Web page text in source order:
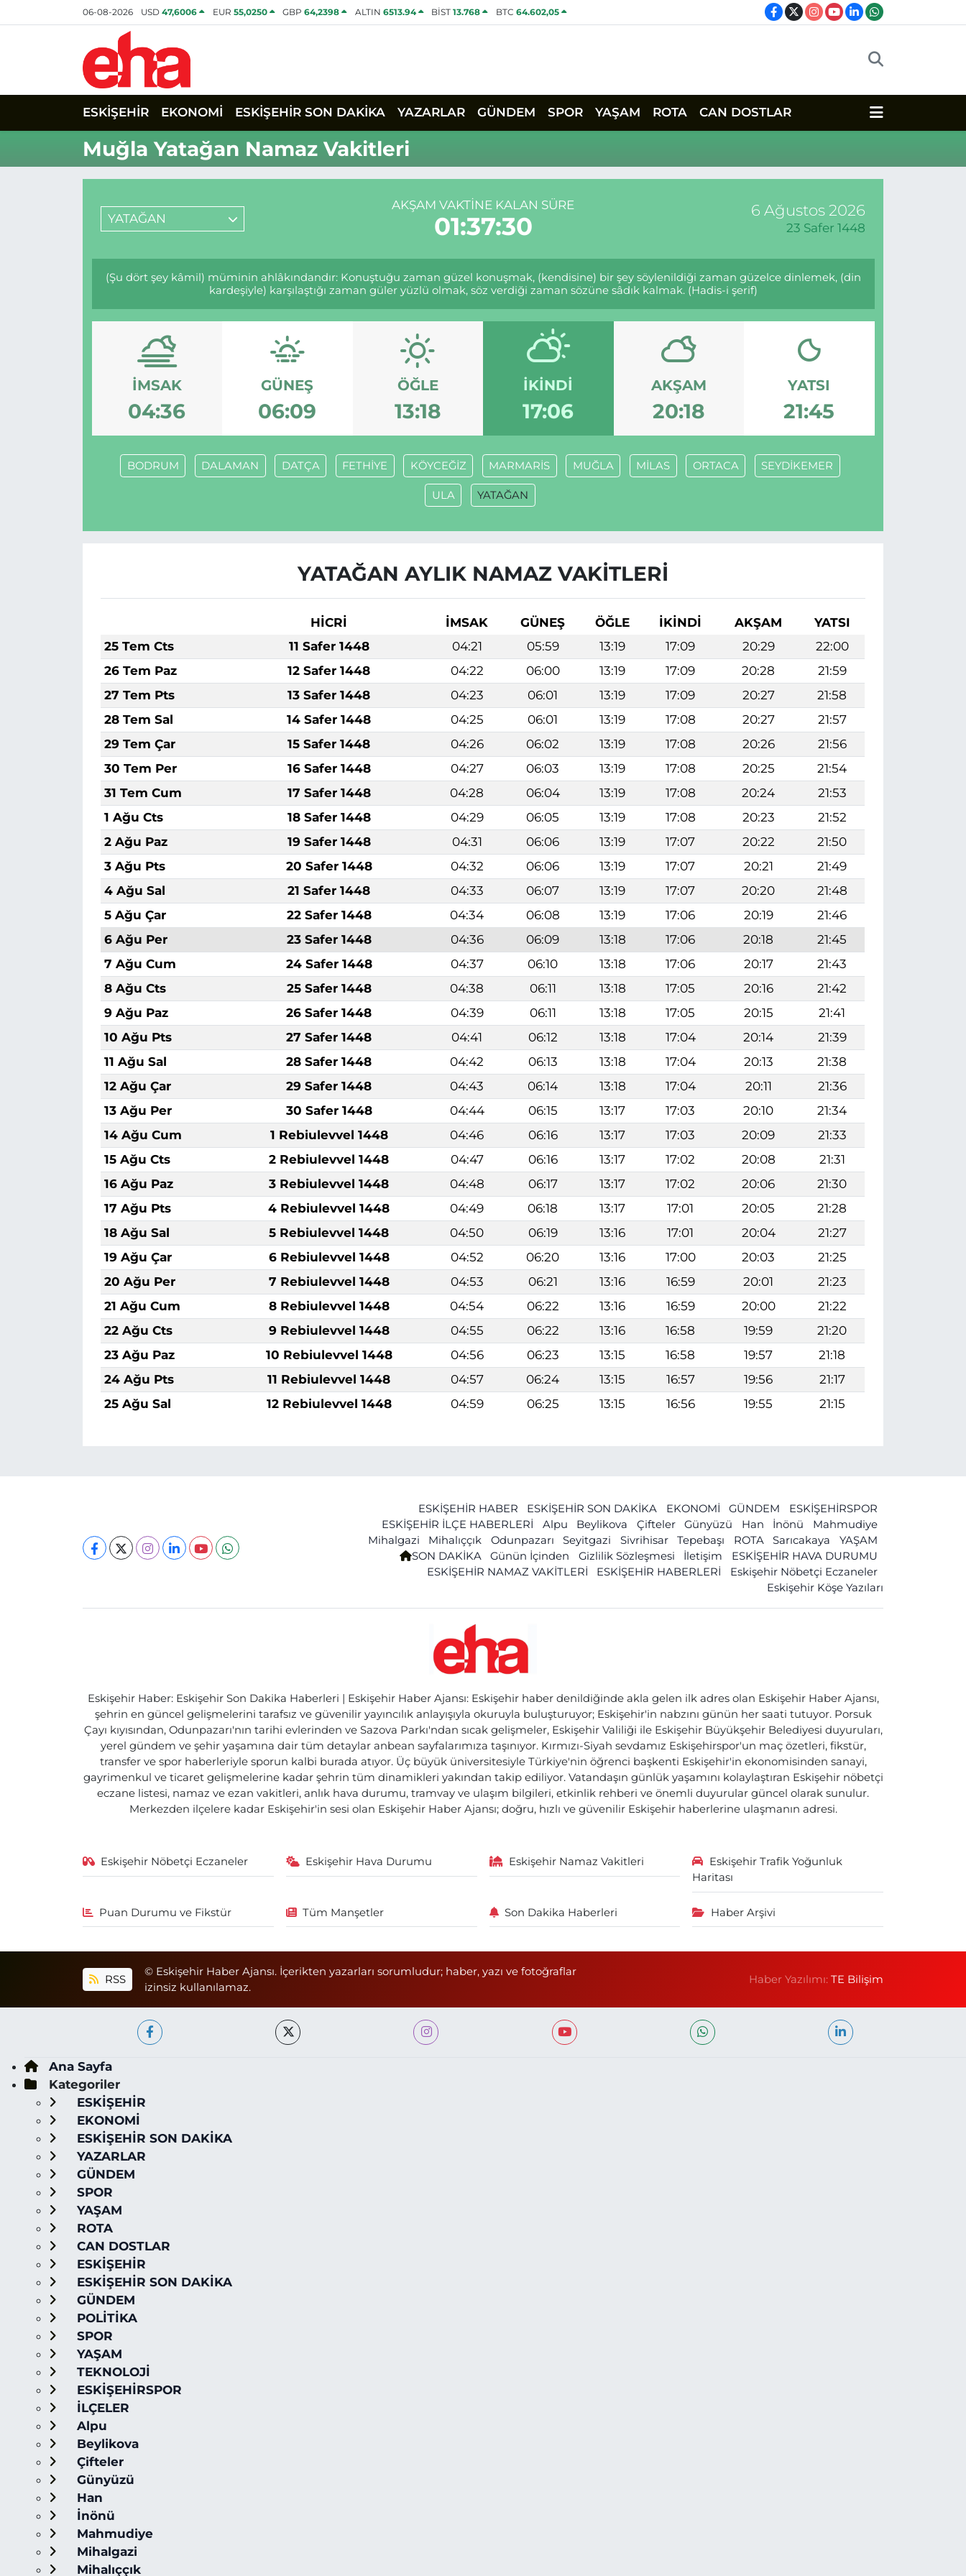
06-08-2026 USD47,6006 EUR 55,0250 GBP64,2398 ALTIN 6513.94 BİST13.768 BTC 64.602,05
ESKİŞEHİR EKONOMİ ESKİŞEHİR SON DAKİKA YAZARLAR GÜNDEM SPOR YAŞAM ROTA CAN DOSTLAR
Muğla Yatağan Namaz Vakitleri
YATAĞAN
AKŞAM VAKTINE KALAN SÜRE
01:37:30
6 Ağustos 2026
23 Safer 1448
(Şu dört şey kâmil) müminin ahlâkındandır: Konuştuğu zaman güzel konuşmak, (kendisine) bir şey söylenildiği zaman güzelce dinlemek, (din
kardeşiyle) karşılaştığı zaman güler yüzlü olmak, söz verdiği zaman sözüne sâdık kalmak. (Hadis-i şerif)
İMSAK
04:36
GÜNEŞ
06:09
ÖĞLE
13:18
İKINDI
17:06
AKŞAM
20:18
YATSI
21:45
BODRUM DALAMAN DATÇA FETHİYE KÖYCEĞİZ MARMARİS MUĞLA MİLAS ORTACA SEYDİKEMER
ULA YATAĞAN
YATAĞAN AYLIK NAMAZ VAKITLERI
HİCRİ İMSAK GÜNEŞ ÖĞLE İKINDI AKŞAM
YATSI
25 Tem Cts
11 Safer 1448 04:21 05:59 13:19 17:09 20:29
22:00
26 Tem Paz
12 Safer 1448 04:22 06:00 13:19 17:09 20:28
21:59
27 Tem Pts
13 Safer 1448 04:23 06:01 13:19 17:09 20:27
21:58
28 Tem Sal
14 Safer 1448 04:25 06:01 13:19 17:08 20:27
21:57
29 Tem Çar
15 Safer 1448 04:26 06:02 13:19 17:08 20:26
21:56
30 Tem Per
16 Safer 1448 04:27 06:03 13:19 17:08 20:25
21:54
31 Tem Cum
17 Safer 1448 04:28 06:04 13:19 17:08 20:24
21:53
1 Ağu Cts
18 Safer 1448 04:29 06:05 13:19 17:08 20:23
21:52
2 Ağu Paz
19 Safer 1448 04:31 06:06 13:19 17:07 20:22
21:50
3 Ağu Pts
20 Safer 1448 04:32 06:06 13:19 17:07 20:21
21:49
4 Ağu Sal
21 Safer 1448 04:33 06:07 13:19 17:07 20:20
21:48
5 Ağu Çar
22 Safer 1448 04:34 06:08 13:19 17:06 20:19
21:46
6 Ağu Per
23 Safer 1448 04:36 06:09 13:18 17:06 20:18
21:45
7 Ağu Cum
24 Safer 1448 04:37 06:10 13:18 17:06 20:17
21:43
8 Ağu Cts
25 Safer 1448 04:38 06:11 13:18 17:05 20:16
21:42
9 Ağu Paz
26 Safer 1448 04:39 06:11 13:18 17:05 20:15
21:41
10 Ağu Pts
27 Safer 1448 04:41 06:12 13:18 17:04 20:14
21:39
11 Ağu Sal
28 Safer 1448 04:42 06:13 13:18 17:04 20:13
21:38
12 Ağu Çar
29 Safer 1448 04:43 06:14 13:18 17:04 20:11
21:36
13 Ağu Per
30 Safer 1448 04:44 06:15 13:17 17:03 20:10
21:34
14 Ağu Cum
1 Rebiulevvel 1448 04:46 06:16 13:17 17:03 20:09
21:33
15 Ağu Cts
2 Rebiulevvel 1448 04:47 06:16 13:17 17:02 20:08
21:31
16 Ağu Paz
3 Rebiulevvel 1448 04:48 06:17 13:17 17:02 20:06
21:30
17 Ağu Pts
4 Rebiulevvel 1448 04:49 06:18 13:17 17:01 20:05
21:28
18 Ağu Sal
5 Rebiulevvel 1448 04:50 06:19 13:16 17:01 20:04
21:27
19 Ağu Çar
6 Rebiulevvel 1448 04:52 06:20 13:16 17:00 20:03
21:25
20 Ağu Per
7 Rebiulevvel 1448 04:53 06:21 13:16 16:59 20:01
21:23
21 Ağu Cum
8 Rebiulevvel 1448 04:54 06:22 13:16 16:59 20:00
21:22
22 Ağu Cts
9 Rebiulevvel 1448 04:55 06:22 13:16 16:58 19:59
21:20
23 Ağu Paz
10 Rebiulevvel 1448 04:56 06:23 13:15 16:58 19:57
21:18
24 Ağu Pts
11 Rebiulevvel 1448 04:57 06:24 13:15 16:57 19:56
21:17
25 Ağu Sal
12 Rebiulevvel 1448 04:59 06:25 13:15 16:56 19:55 21:15
ESKİŞEHİR HABER ESKİŞEHİR SON DAKİKA EKONOMİ GÜNDEM
ESKİŞEHİRSPOR
ESKİŞEHİR İLÇE HABERLERİ
Alpu Beylikova Çifteler Günyüzü Han İnönü
Mahmudiye
Mihalgazi
Mihalıççık Odunpazarı Seyitgazi Sivrihisar Tepebaşı ROTA Sarıcakaya
YAŞAM
SON DAKİKA
Günün İçinden Gizlilik Sözleşmesi İletişim
ESKİŞEHİR HAVA DURUMU
ESKİŞEHİR NAMAZ VAKİTLERİ
ESKİŞEHİR HABERLERİ
Eskişehir Nöbetçi Eczaneler
Eskişehir Köşe Yazıları
Eskişehir Haber: Eskişehir Son Dakika Haberleri | Eskişehir Haber Ajansı: Eskişehir haber denildiğinde akla gelen ilk adres olan Eskişehir Haber Ajansı,
şehrin en güncel gelişmelerini tarafsız ve güvenilir yayıncılık anlayışıyla okuruyla buluşturuyor; Eskişehir'in nabzını günün her saati tutuyor. Porsuk
Çayı kıyısından, Odunpazarı'nın tarihi evlerinden ve Sazova Parkı'ndan sıcak gelişmeler, Eskişehir Valiliği ile Eskişehir Büyükşehir Belediyesi duyuruları,
yerel gündem ve şehir yaşamına dair tüm detaylar anbean sayfalarımıza taşınıyor. Kırmızı-Siyah sevdamız Eskişehirspor'un maç özetleri, fikstür,
transfer ve spor haberleriyle sporun kalbi burada atıyor. Üç büyük üniversitesiyle Türkiye'nin öğrenci başkenti Eskişehir'in ekonomisinden sanayi,
gayrimenkul ve ticaret gelişmelerine kadar şehrin tüm dinamikleri yakından takip ediliyor. Vatandaşın günlük yaşamını kolaylaştıran Eskişehir nöbetçi
eczane listesi, namaz ve ezan vakitleri, anlık hava durumu, tramvay ve ulaşım bilgileri, etkinlik rehberi ve önemli duyurular güncel olarak sunulur.
Merkezden ilçelere kadar Eskişehir'in sesi olan Eskişehir Haber Ajansı; doğru, hızlı ve güvenilir Eskişehir haberlerine ulaşmanın adresi.
Eskişehir Nöbetçi Eczaneler Eskişehir Hava Durumu Eskişehir Namaz Vakitleri
Eskişehir Trafik Yoğunluk
Haritası
Puan Durumu ve Fikstür Tüm Manşetler Son Dakika Haberleri Haber Arşivi
RSS
© Eskişehir Haber Ajansı. İçerikten yazarları sorumludur; haber, yazı ve fotoğraflar
izinsiz kullanılamaz.
Haber Yazılımı:TE Bilişim
Ana Sayfa
Kategoriler
ESKİŞEHİR
EKONOMİ
ESKİŞEHİR SON DAKİKA
YAZARLAR
GÜNDEM
SPOR
YAŞAM
ROTA
CAN DOSTLAR
ESKİŞEHİR
ESKİŞEHİR SON DAKİKA
GÜNDEM
POLİTİKA
SPOR
YAŞAM
TEKNOLOJİ
ESKİŞEHİRSPOR
İLÇELER
Alpu
Beylikova
Çifteler
Günyüzü
Han
İnönü
Mahmudiye
Mihalgazi
Mihalıççık